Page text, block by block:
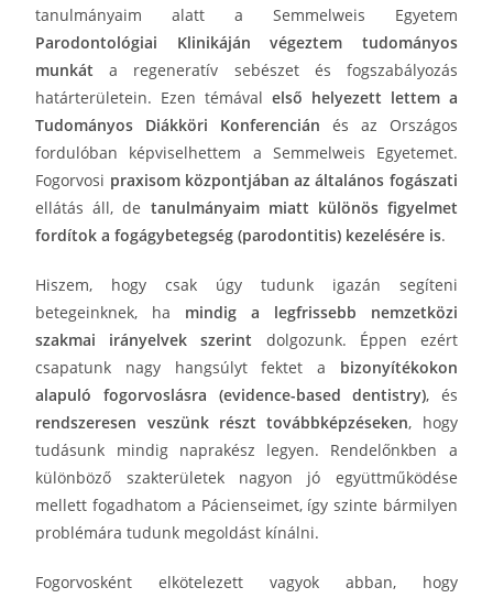
tanulmányaim alatt a Semmelweis Egyetem
Parodontológiai Klinikáján végeztem tudományos
munkát a regeneratív sebészet és fogszabályozás
határterületein. Ezen témával első helyezett lettem a
Tudományos Diákköri Konferencián és az Országos
fordulóban képviselhettem a Semmelweis Egyetemet.
Fogorvosi praxisom központjában az általános fogászati
ellátás áll, de tanulmányaim miatt különös figyelmet
fordítok a fogágybetegség (parodontitis) kezelésére is.
Hiszem, hogy csak úgy tudunk igazán segíteni
betegeinknek, ha mindig a legfrissebb nemzetközi
szakmai irányelvek szerint dolgozunk. Éppen ezért
csapatunk nagy hangsúlyt fektet a bizonyítékokon
alapuló fogorvoslásra (evidence-based dentistry), és
rendszeresen veszünk részt továbbképzéseken, hogy
tudásunk mindig naprakész legyen. Rendelőnkben a
különböző szakterületek nagyon jó együttműködése
mellett fogadhatom a Pácienseimet, így szinte bármilyen
problémára tudunk megoldást kínálni.
Fogorvosként elkötelezett vagyok abban, hogy